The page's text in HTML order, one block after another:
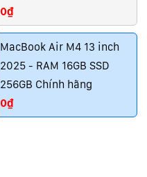
0₫
MacBook Air M4 13 inch
2025 - RAM 16GB SSD
256GB Chính hãng
0₫